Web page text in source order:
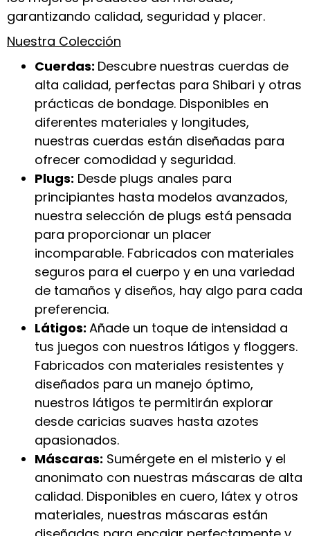
garantizando calidad, seguridad y placer.
Nuestra Colección
Cuerdas: Descubre nuestras cuerdas de
alta calidad, perfectas para Shibari y otras
prácticas de bondage. Disponibles en
diferentes materiales y longitudes,
nuestras cuerdas están diseñadas para
ofrecer comodidad y seguridad.
Plugs: Desde plugs anales para
principiantes hasta modelos avanzados,
nuestra selección de plugs está pensada
para proporcionar un placer
incomparable. Fabricados con materiales
seguros para el cuerpo y en una variedad
de tamaños y diseños, hay algo para cada
preferencia.
Látigos: Añade un toque de intensidad a
tus juegos con nuestros látigos y floggers.
Fabricados con materiales resistentes y
diseñados para un manejo óptimo,
nuestros látigos te permitirán explorar
desde caricias suaves hasta azotes
apasionados.
Máscaras: Sumérgete en el misterio y el
anonimato con nuestras máscaras de alta
calidad. Disponibles en cuero, látex y otros
materiales, nuestras máscaras están